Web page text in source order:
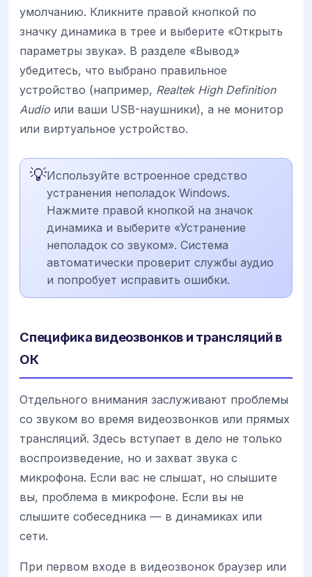
умолчанию. Кликните правой кнопкой по
значку динамика в трее и выберите «Открыть
параметры звука». В разделе «Вывод»
убедитесь, что выбрано правильное
устройство (например, Realtek High Definition
Audio или ваши USB-наушники), а не монитор
или виртуальное устройство.
💡Используйте встроенное средство
устранения неполадок Windows.
Нажмите правой кнопкой на значок
динамика и выберите «Устранение
неполадок со звуком». Система
автоматически проверит службы аудио
и попробует исправить ошибки.
Специфика видеозвонков и трансляций в
ОК
Отдельного внимания заслуживают проблемы
со звуком во время видеозвонков или прямых
трансляций. Здесь вступает в дело не только
воспроизведение, но и захват звука с
микрофона. Если вас не слышат, но слышите
вы, проблема в микрофоне. Если вы не
слышите собеседника — в динамиках или
сети.
При первом входе в видеозвонок браузер или